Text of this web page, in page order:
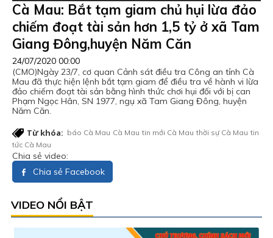
Cà Mau: Bắt tạm giam chủ hụi lừa đảo
chiếm đoạt tài sản hơn 1,5 tỷ ở xã Tam
Giang Đông,huyện Năm Căn
24/07/2020 00:00
(CMO)Ngày 23/7, cơ quan Cảnh sát điều tra Công an tỉnh Cà
Mau đã thực hiện lệnh bắt tạm giam để điều tra về hành vi lừa
đảo chiếm đoạt tài sản bằng hình thức chơi hụi đối với bị can
Phạm Ngọc Hân, SN 1977, ngụ xã Tam Giang Đông, huyện
Năm Căn.
Từ khóa: báo Cà Mau Cà Mau tin mới Cà Mau thời sự Cà Mau tin
tức Cà Mau
Chia sẻ video:
Chia sẻ Facebook
VIDEO NỔI BẬT